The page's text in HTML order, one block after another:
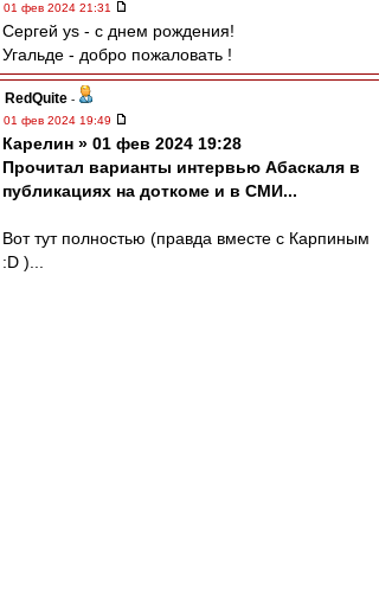
01 фев 2024 21:31
Сергей ys - с днем рождения!
Угальде - добро пожаловать !
RedQuite -
01 фев 2024 19:49
Карелин » 01 фев 2024 19:28
Прочитал варианты интервью Абаскаля в
публикациях на доткоме и в СМИ...
Вот тут полностью (правда вместе с Карпиным
:D )...